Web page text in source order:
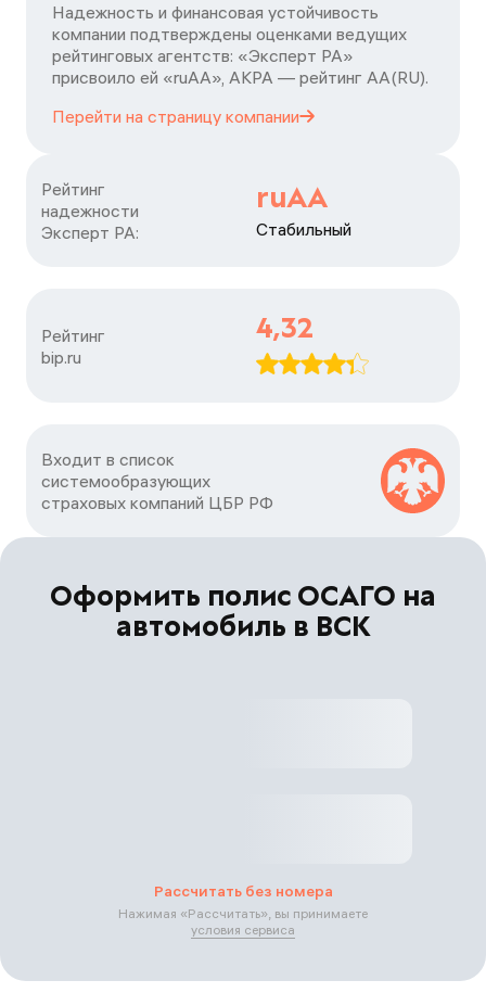
Надежность и финансовая устойчивость
компании подтверждены оценками ведущих
рейтинговых агентств: «Эксперт РА»
присвоило ей «ruAA», АКРА — рейтинг АА(RU).
Перейти на страницу компании
Рейтинг
надежности
Эксперт РА:
ruAA
Стабильный
Рейтинг
bip.ru
4,32
Входит в список
системообразующих
страховых компаний ЦБP РФ
Оформить полис ОСАГО на
автомобиль в ВСК
Рассчитать без номера
Нажимая «Рассчитать», вы принимаете
условия сервиса